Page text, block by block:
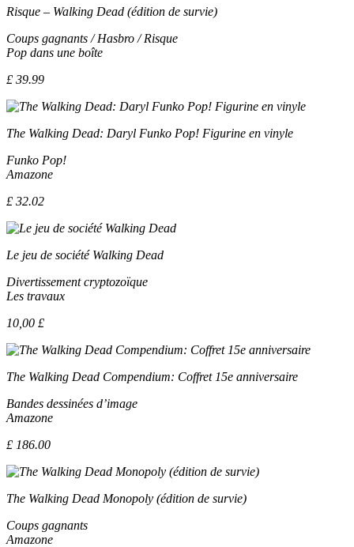
Risque – Walking Dead (édition de survie)
Coups gagnants / Hasbro / Risque
Pop dans une boîte
£ 39.99
The Walking Dead: Daryl Funko Pop! Figurine en vinyle
Funko Pop!
Amazone
£ 32.02
Le jeu de société Walking Dead
Divertissement cryptozoïque
Les travaux
10,00 £
The Walking Dead Compendium: Coffret 15e anniversaire
Bandes dessinées d’image
Amazone
£ 186.00
The Walking Dead Monopoly (édition de survie)
Coups gagnants
Amazone